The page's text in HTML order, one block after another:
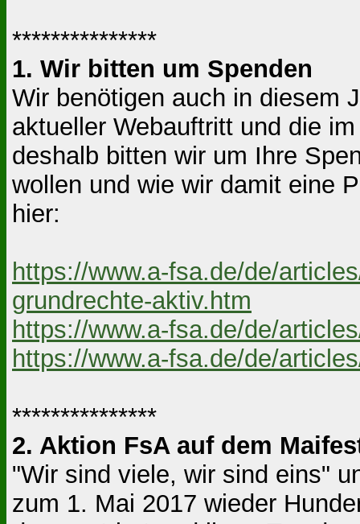
***************
1. Wir bitten um Spenden
Wir benötigen auch in diesem
aktueller Webauftritt und die
deshalb bitten wir um Ihre
wollen und wie wir damit eine
hier:
https://www.a-fsa.de/de/
grundrechte-aktiv.htm
https://www.a-fsa.de/de/
https://www.a-fsa.de/de/
***************
2. Aktion FsA auf dem
"Wir sind viele, wir sind eins"
zum 1. Mai 2017 wieder